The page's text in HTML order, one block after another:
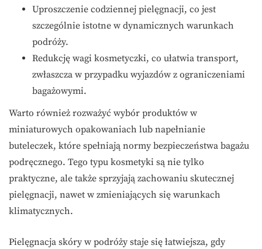
Uproszczenie codziennej pielęgnacji, co jest
szczególnie istotne w dynamicznych warunkach
podróży.
Redukcję wagi kosmetyczki, co ułatwia transport,
zwłaszcza w przypadku wyjazdów z ograniczeniami
bagażowymi.
Warto również rozważyć wybór produktów w
miniaturowych opakowaniach lub napełnianie
buteleczek, które spełniają normy bezpieczeństwa bagażu
podręcznego. Tego typu kosmetyki są nie tylko
praktyczne, ale także sprzyjają zachowaniu skutecznej
pielęgnacji, nawet w zmieniających się warunkach
klimatycznych.
Pielęgnacja skóry w podróży staje się łatwiejsza, gdy